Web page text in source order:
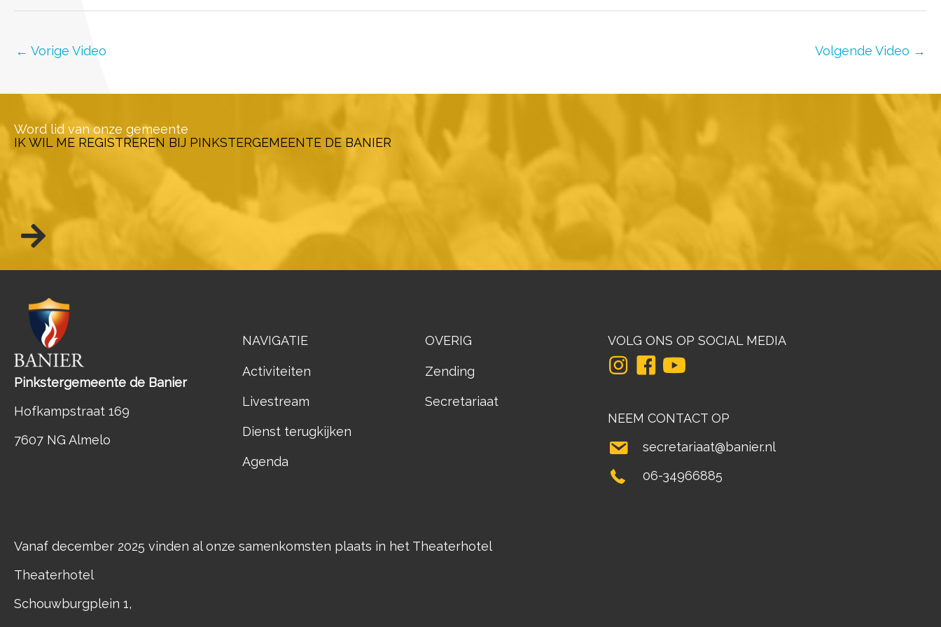
← Vorige Video Volgende Video →
Word lid van onze gemeente
IK WIL ME REGISTREREN BIJ PINKSTERGEMEENTE DE BANIER
Pinkstergemeente de Banier
Hofkampstraat 169
7607 NG Almelo
NAVIGATIE
Activiteiten
Livestream
Dienst terugkijken
Agenda
OVERIG
Zending
Secretariaat
VOLG ONS OP SOCIAL MEDIA
NEEM CONTACT OP
secretariaat@banier.nl
06-34966885
Vanaf december 2025 vinden al onze samenkomsten plaats in het Theaterhotel
Theaterhotel
Schouwburgplein 1,